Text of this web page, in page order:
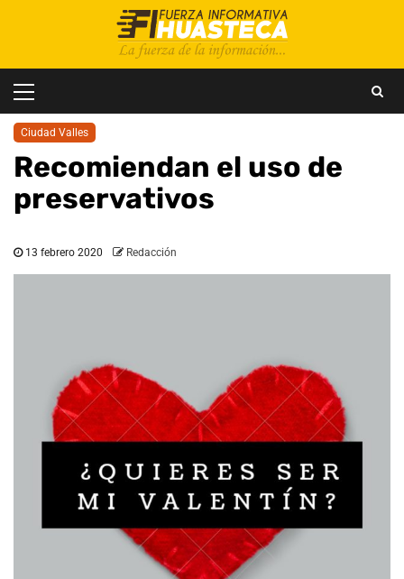
principal
Ciudad Valles
Recomiendan el uso de
preservativos
13 febrero 2020 Redacción